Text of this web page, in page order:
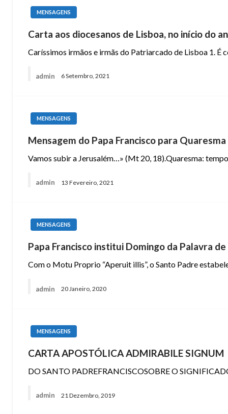
MENSAGENS
Carta aos diocesanos de Lisboa, no início do
Caríssimos irmãos e irmãs do Patriarcado de Lisboa 1.
admin 6 Setembro, 2021
MENSAGENS
Mensagem do Papa Francisco para
Vamos subir a Jerusalém…» (Mt 20, 18).Quaresma:
admin 13 Fevereiro, 2021
MENSAGENS
Papa Francisco institui Domingo da Palavra
Com o Motu Proprio “Aperuit illis”, o Santo Padre
admin 20 Janeiro, 2020
MENSAGENS
CARTA APOSTÓLICA ADMIRABILE SIGNUM
DO SANTO PADREFRANCISCOSOBRE O
admin 21 Dezembro, 2019